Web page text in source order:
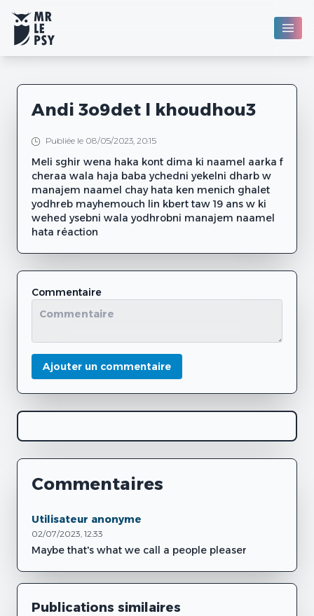
Andi 3o9det l khoudhou3
Publiée le 08/05/2023, 20:15
Meli sghir wena haka kont dima ki naamel aarka f
cheraa wala haja baba ychedni yekelni dharb w
manajem naamel chay hata ken menich ghalet
yodhreb mayhemouch lin kbert taw 19 ans w ki
wehed ysebni wala yodhrobni manajem naamel
hata réaction
Commentaire
Ajouter un commentaire
Commentaires
Utilisateur anonyme
02/07/2023, 12:33
Maybe that's what we call a people pleaser
Publications similaires